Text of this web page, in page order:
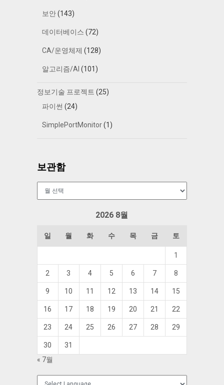
보안(143)
데이터베이스 (72)
CA/운영체제 (128)
알고리즘/AI (101)
정보기술 프로젝트 (25)
파이썬 (24)
SimplePortMonitor(1)
보관함
2026 8월
일 월 화 수 목 금 토
1
2 3 4 5 6 7 8
9 10 11 12 13 14 15
16 17 18 19 20 21 22
23 24 25 26 27 28 29
30
31
« 7월